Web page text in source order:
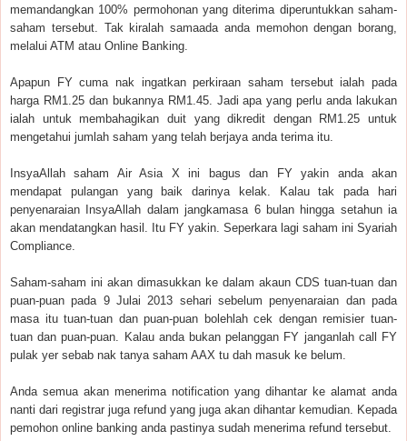
memandangkan 100% permohonan yang diterima diperuntukkan saham-
saham tersebut. Tak kiralah samaada anda memohon dengan borang,
melalui ATM atau Online Banking.
Apapun FY cuma nak ingatkan perkiraan saham tersebut ialah pada
harga RM1.25 dan bukannya RM1.45. Jadi apa yang perlu anda lakukan
ialah untuk membahagikan duit yang dikredit dengan RM1.25 untuk
mengetahui jumlah saham yang telah berjaya anda terima itu.
InsyaAllah saham Air Asia X ini bagus dan FY yakin anda akan
mendapat pulangan yang baik darinya kelak. Kalau tak pada hari
penyenaraian InsyaAllah dalam jangkamasa 6 bulan hingga setahun ia
akan mendatangkan hasil. Itu FY yakin. Seperkara lagi saham ini Syariah
Compliance.
Saham-saham ini akan dimasukkan ke dalam akaun CDS tuan-tuan dan
puan-puan pada 9 Julai 2013 sehari sebelum penyenaraian dan pada
masa itu tuan-tuan dan puan-puan bolehlah cek dengan remisier tuan-
tuan dan puan-puan. Kalau anda bukan pelanggan FY janganlah call FY
pulak yer sebab nak tanya saham AAX tu dah masuk ke belum.
Anda semua akan menerima notification yang dihantar ke alamat anda
nanti dari registrar juga refund yang juga akan dihantar kemudian. Kepada
pemohon online banking anda pastinya sudah menerima refund tersebut.